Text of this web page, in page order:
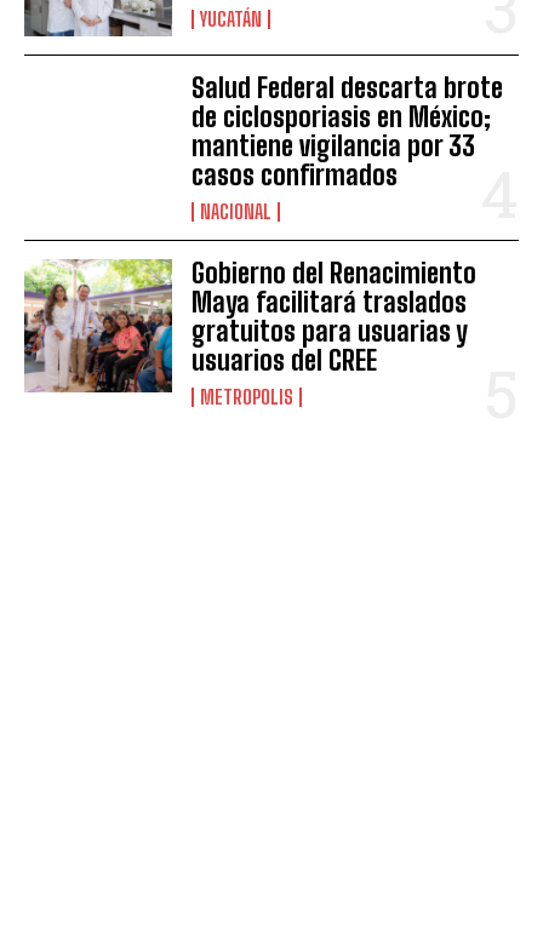
YUCATÁN
Salud Federal descarta brote
de ciclosporiasis en México;
mantiene vigilancia por 33
casos confirmados
NACIONAL
Gobierno del Renacimiento
Maya facilitará traslados
gratuitos para usuarias y
usuarios del CREE
METROPOLIS